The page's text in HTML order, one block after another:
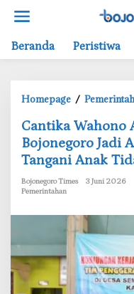
Beranda Peristiwa
Homepage /
‎Cantika Wahono
Bojonegoro Jadi
Tangani Anak
Bojonegoro Times
3 Juni 2026
Pemerintahan